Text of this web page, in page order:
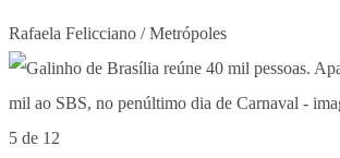
Rafaela Felicciano / Metrópoles
5 de 12